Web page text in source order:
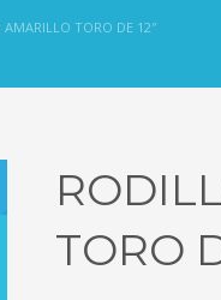
AMARILLO TORO DE 12″
TORO